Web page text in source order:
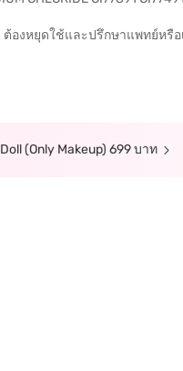
องหยุดใช้และปรึกษาแพทย์หรือ
(Only Makeup) 699 บาท